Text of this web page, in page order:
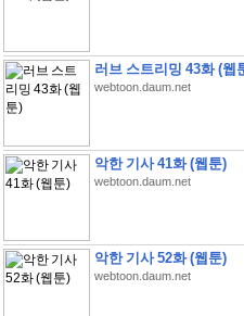
러브 스트리밍 43화 (웹
webtoon.daum.net
악한 기사 41화 (웹툰)
webtoon.daum.net
악한 기사 52화 (웹툰)
webtoon.daum.net